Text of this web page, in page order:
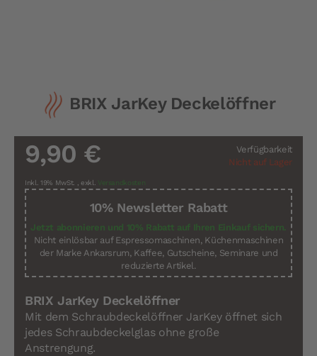
BRIX JarKey Deckelöffner
Verfügbarkeit
Nicht auf Lager
9,90 €
Inkl. 19% MwSt. , exkl. Versandkosten
10% Newsletter Rabatt
Jetzt abonnieren und 10% Rabatt auf Ihren Einkauf sichern.
Nicht einlösbar auf Espressomaschinen, Küchenmaschinen
der Marke Ankarsrum, Kaffee, Gutscheine, Seminare und
reduzierte Artikel.
BRIX JarKey Deckelöffner
Mit dem Schraubdeckelöffner JarKey öffnet sich
jedes Schraubdeckelglas ohne große
Anstrengung.